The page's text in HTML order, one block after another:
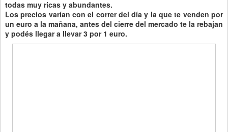
todas muy ricas y abundantes.
Los precios varían con el correr del día y la que te venden por
un euro a la mañana, antes del cierre del mercado te la rebajan
y podés llegar a llevar 3 por 1 euro.